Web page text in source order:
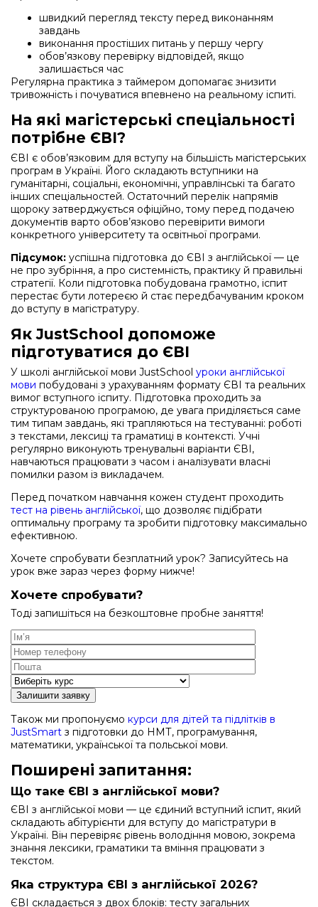
швидкий перегляд тексту перед виконанням
завдань
виконання простіших питань у першу чергу
обов’язкову перевірку відповідей, якщо
залишається час
Регулярна практика з таймером допомагає знизити
тривожність і почуватися впевнено на реальному іспиті.
На які магістерські спеціальності
потрібне ЄВІ?
ЄВІ є обов’язковим для вступу на більшість магістерських
програм в Україні. Його складають вступники на
гуманітарні, соціальні, економічні, управлінські та багато
інших спеціальностей. Остаточний перелік напрямів
щороку затверджується офіційно, тому перед подачею
документів варто обов’язково перевірити вимоги
конкретного університету та освітньої програми.
Підсумок: успішна підготовка до ЄВІ з англійської — це
не про зубріння, а про системність, практику й правильні
стратегії. Коли підготовка побудована грамотно, іспит
перестає бути лотереєю й стає передбачуваним кроком
до вступу в магістратуру.
Як JustSchool допоможе
підготуватися до ЄВІ
У школі англійської мови JustSchool уроки англійської
мови побудовані з урахуванням формату ЄВІ та реальних
вимог вступного іспиту. Підготовка проходить за
структурованою програмою, де увага приділяється саме
тим типам завдань, які трапляються на тестуванні: роботі
з текстами, лексиці та граматиці в контексті. Учні
регулярно виконують тренувальні варіанти ЄВІ,
навчаються працювати з часом і аналізувати власні
помилки разом із викладачем.
Перед початком навчання кожен студент проходить
тест на рівень англійської, що дозволяє підібрати
оптимальну програму та зробити підготовку максимально
ефективною.
Хочете спробувати безплатний урок? Записуйтесь на
урок вже зараз через форму нижче!
Хочете спробувати?
Тоді запишіться на безкоштовне пробне заняття!
Залишити заявку
Також ми пропонуємо курси для дітей та підлітків в
JustSmart з підготовки до НМТ, програмування,
математики, української та польської мови.
Поширені запитання:
Що таке ЄВІ з англійської мови?
ЄВІ з англійської мови — це єдиний вступний іспит, який
складають абітурієнти для вступу до магістратури в
Україні. Він перевіряє рівень володіння мовою, зокрема
знання лексики, граматики та вміння працювати з
текстом.
Яка структура ЄВІ з англійської 2026?
ЄВІ складається з двох блоків: тесту загальних